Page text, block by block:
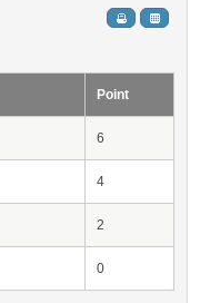
Point
6
4
2
0